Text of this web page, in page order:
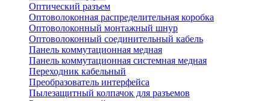
Оптический разъем
Оптоволоконная распределительная коробка
Оптоволоконный монтажный шнур
Оптоволоконный соединительный кабель
Панель коммутационная медная
Панель коммутационная системная медная
Переходник кабельный
Преобразователь интерфейса
Пылезащитный колпачок для разъемов